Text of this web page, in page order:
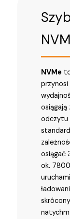
NVMe
przynosi
osiągają
odczytu
osiągać
ok.